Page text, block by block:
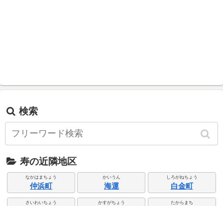
検索
寿の近隣地区
なかはまちょう
仲浜町
かいうん
海運
しろがねちょう
白金町
さいわいちょう かすがちょう たからまち